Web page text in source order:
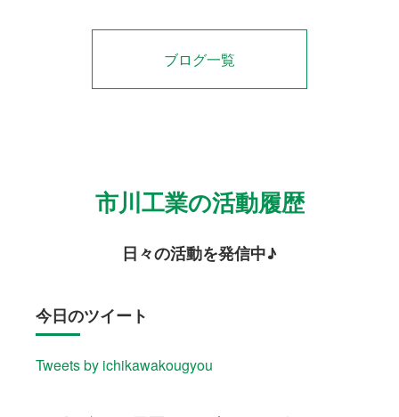
ブログ一覧
市川工業の活動履歴
日々の活動を発信中♪
今日のツイート
Tweets by ichikawakougyou